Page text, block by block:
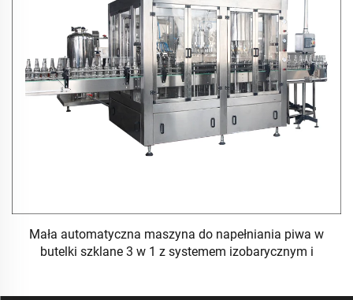
Mała automatyczna maszyna do napełniania piwa w
butelki szklane 3 w 1 z systemem izobarycznym i